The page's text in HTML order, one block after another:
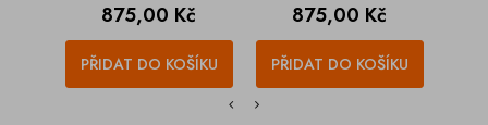
Cena
875,00 Kč
PŘIDAT DO KOŠÍKU
Cena
875,00 Kč
PŘIDAT DO KOŠÍKU